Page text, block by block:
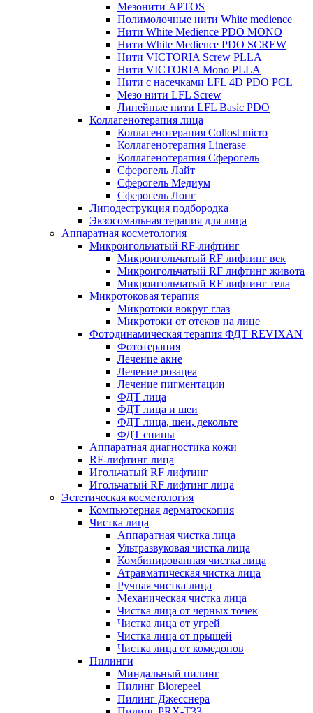
Мезонити APTOS
Полимолочные нити White medience
Нити White Medience PDO MONO
Нити White Medience PDO SCREW
Нити VICTORIA Screw PLLA
Нити VICTORIA Mono PLLA
Нити с насечками LFL 4D PDO PCL
Мезо нити LFL Screw
Линейные нити LFL Basic PDO
Коллагенотерапия лица
Коллагенотерапия Collost micro
Коллагенотерапия Linerase
Коллагенотерапия Сферогель
Сферогель Лайт
Сферогель Медиум
Сферогель Лонг
Липодеструкция подбородка
Экзосомальная терапия для лица
Аппаратная косметология
Микроигольчатый RF-лифтинг
Микроигольчатый RF лифтинг век
Микроигольчатый RF лифтинг живота
Микроигольчатый RF лифтинг тела
Микротоковая терапия
Микротоки вокруг глаз
Микротоки от отеков на лице
Фотодинамическая терапия ФДТ REVIXAN
Фототерапия
Лечение акне
Лечение розацеа
Лечение пигментации
ФДТ лица
ФДТ лица и шеи
ФДТ лица, шеи, декольте
ФДТ спины
Аппаратная диагностика кожи
RF-лифтинг лица
Игольчатый RF лифтинг
Игольчатый RF лифтинг лица
Эстетическая косметология
Компьютерная дерматоскопия
Чистка лица
Аппаратная чистка лица
Ультразвуковая чистка лица
Комбинированная чистка лица
Атравматическая чистка лица
Ручная чистка лица
Механическая чистка лица
Чистка лица от черных точек
Чистка лица от угрей
Чистка лица от прыщей
Чистка лица от комедонов
Пилинги
Миндальный пилинг
Пилинг Biorepeel
Пилинг Джесснера